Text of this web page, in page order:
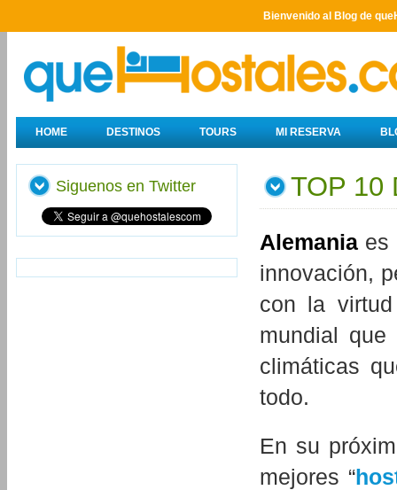
Bienvenido al Blog de
HOME DESTINOS TOURS MI RESERVA
TOP 10
Alemania es
innovación,
con la
mundial
climáticas
todo.
En su
mejores “
Siguenos en Twitter